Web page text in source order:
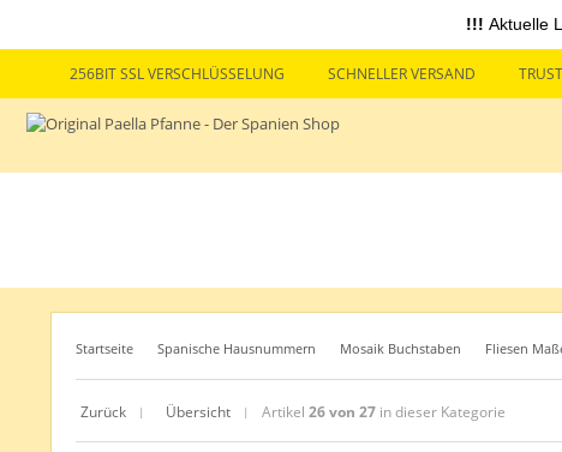
!!! Aktuelle
256BIT SSL VERSCHLÜSSELUNG SCHNELLER VERSAND
Startseite Spanische Hausnummern Mosaik Buchstaben Fliesen
Zurück | Übersicht | Artikel 26 von 27 in dieser Kategorie